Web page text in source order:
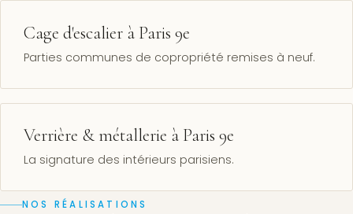
Cage d'escalier à Paris 9e
Parties communes de copropriété remises à neuf.
Verrière & métallerie à Paris 9e
La signature des intérieurs parisiens.
NOS RÉALISATIONS